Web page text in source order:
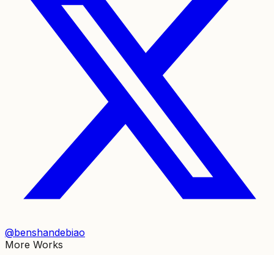
@benshandebiao
More Works